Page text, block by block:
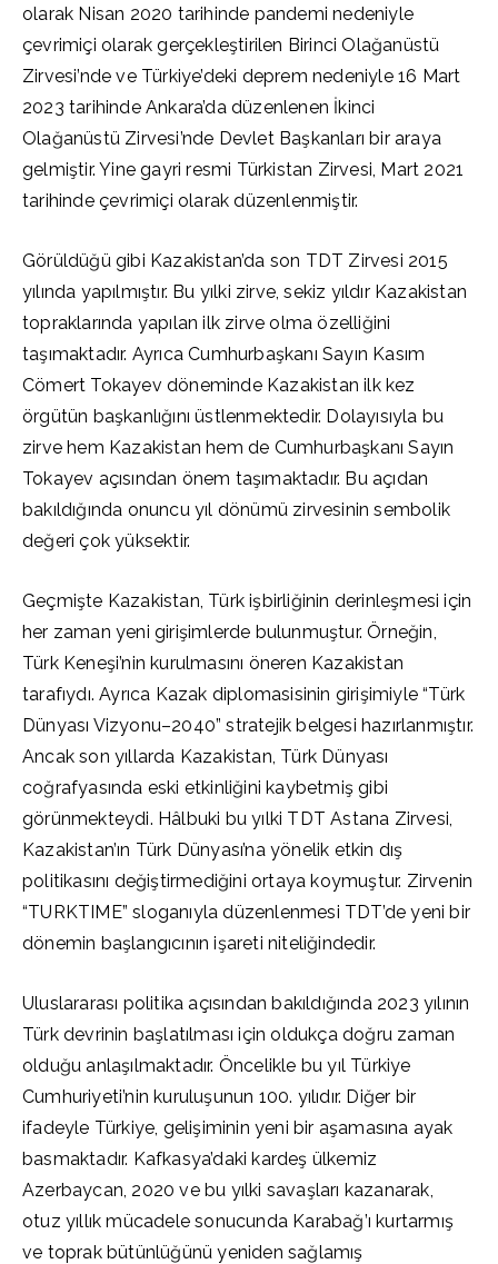
olarak Nisan 2020 tarihinde pandemi nedeniyle
çevrimiçi olarak gerçekleştirilen Birinci Olağanüstü
Zirvesi’nde ve Türkiye’deki deprem nedeniyle 16 Mart
2023 tarihinde Ankara’da düzenlenen İkinci
Olağanüstü Zirvesi’nde Devlet Başkanları bir araya
gelmiştir. Yine gayri resmi Türkistan Zirvesi, Mart 2021
tarihinde çevrimiçi olarak düzenlenmiştir.
Görüldüğü gibi Kazakistan’da son TDT Zirvesi 2015
yılında yapılmıştır. Bu yılki zirve, sekiz yıldır Kazakistan
topraklarında yapılan ilk zirve olma özelliğini
taşımaktadır. Ayrıca Cumhurbaşkanı Sayın Kasım
Cömert Tokayev döneminde Kazakistan ilk kez
örgütün başkanlığını üstlenmektedir. Dolayısıyla bu
zirve hem Kazakistan hem de Cumhurbaşkanı Sayın
Tokayev açısından önem taşımaktadır. Bu açıdan
bakıldığında onuncu yıl dönümü zirvesinin sembolik
değeri çok yüksektir.
Geçmişte Kazakistan, Türk işbirliğinin derinleşmesi için
her zaman yeni girişimlerde bulunmuştur. Örneğin,
Türk Keneşi’nin kurulmasını öneren Kazakistan
tarafıydı. Ayrıca Kazak diplomasisinin girişimiyle “Türk
Dünyası Vizyonu–2040” stratejik belgesi hazırlanmıştır.
Ancak son yıllarda Kazakistan, Türk Dünyası
coğrafyasında eski etkinliğini kaybetmiş gibi
görünmekteydi. Hâlbuki bu yılki TDT Astana Zirvesi,
Kazakistan’ın Türk Dünyası’na yönelik etkin dış
politikasını değiştirmediğini ortaya koymuştur. Zirvenin
“TURKTIME” sloganıyla düzenlenmesi TDT’de yeni bir
dönemin başlangıcının işareti niteliğindedir.
Uluslararası politika açısından bakıldığında 2023 yılının
Türk devrinin başlatılması için oldukça doğru zaman
olduğu anlaşılmaktadır. Öncelikle bu yıl Türkiye
Cumhuriyeti’nin kuruluşunun 100. yılıdır. Diğer bir
ifadeyle Türkiye, gelişiminin yeni bir aşamasına ayak
basmaktadır. Kafkasya’daki kardeş ülkemiz
Azerbaycan, 2020 ve bu yılki savaşları kazanarak,
otuz yıllık mücadele sonucunda Karabağ’ı kurtarmış
ve toprak bütünlüğünü yeniden sağlamış